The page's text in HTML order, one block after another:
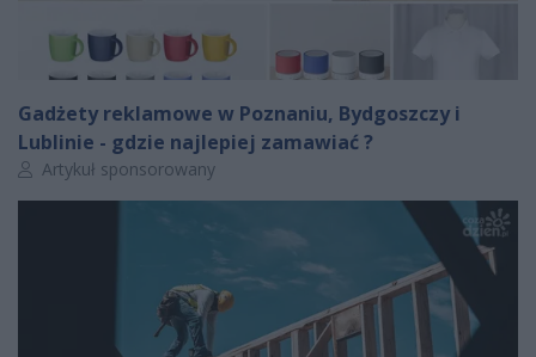
Gadżety reklamowe w Poznaniu, Bydgoszczy i
Lublinie - gdzie najlepiej zamawiać ?
Autor artykułu:
Artykuł sponsorowany